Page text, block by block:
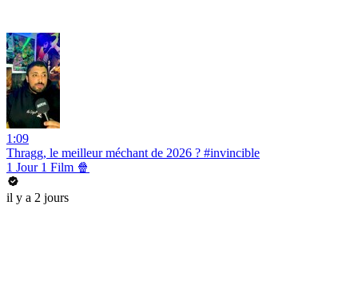
1:09
Thragg, le meilleur méchant de 2026 ? #invincible
1 Jour 1 Film 🍿
il y a 2 jours